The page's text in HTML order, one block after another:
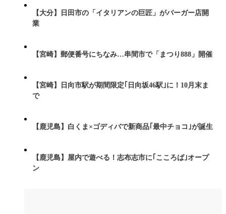
【大分】日田市の「イタリアンの巨匠」がバーガー店開
業
【宮崎】郵便番号にちなみ…串間市で「まつり888」開催
【宮崎】日向市駅が期間限定｢日向坂46駅｣に！10月末ま
で
【鹿児島】白くま×ゴディバで新商品｢最中チョコ｣が誕生
【鹿児島】屋内で遊べる！志布志市に｢こころば｣オープ
ン